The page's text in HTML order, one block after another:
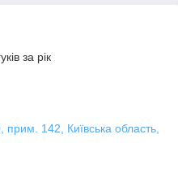
за рік
прим. 142, Київська область,